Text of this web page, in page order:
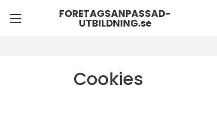
FORETAGSANPASSAD-
UTBILDNING.se
Cookies